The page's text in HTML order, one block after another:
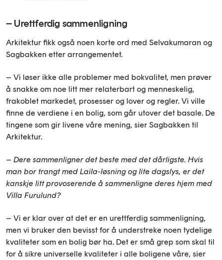
– Urettferdig sammenligning
Arkitektur fikk også noen korte ord med Selvakumaran og
Sagbakken etter arrangementet.
– Vi løser ikke alle problemer med bokvalitet, men prøver
å snakke om noe litt mer relaterbart og menneskelig,
frakoblet markedet, prosesser og lover og regler. Vi ville
finne de verdiene i en bolig, som går utover det basale. De
tingene som gir livene våre mening, sier Sagbakken til
Arkitektur.
– Dere sammenligner det beste med det dårligste. Hvis
man bor trangt med Laila-løsning og lite dagslys, er det
kanskje litt provoserende å sammenligne deres hjem med
Villa Furulund?
– Vi er klar over at det er en urettferdig sammenligning,
men vi bruker den bevisst for å understreke noen tydelige
kvaliteter som en bolig bør ha. Det er små grep som skal til
for å sikre universelle kvaliteter i alle boligene våre, sier